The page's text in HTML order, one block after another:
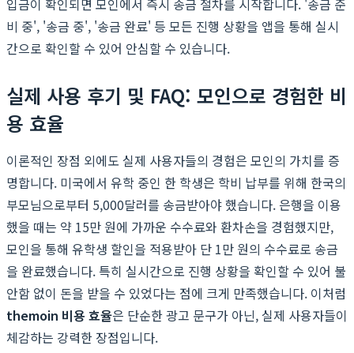
입금이 확인되면 모인에서 즉시 송금 절차를 시작합니다. '송금 준
비 중', '송금 중', '송금 완료' 등 모든 진행 상황을 앱을 통해 실시
간으로 확인할 수 있어 안심할 수 있습니다.
실제 사용 후기 및 FAQ: 모인으로 경험한 비
용 효율
이론적인 장점 외에도 실제 사용자들의 경험은 모인의 가치를 증
명합니다. 미국에서 유학 중인 한 학생은 학비 납부를 위해 한국의
부모님으로부터 5,000달러를 송금받아야 했습니다. 은행을 이용
했을 때는 약 15만 원에 가까운 수수료와 환차손을 경험했지만,
모인을 통해 유학생 할인을 적용받아 단 1만 원의 수수료로 송금
을 완료했습니다. 특히 실시간으로 진행 상황을 확인할 수 있어 불
안함 없이 돈을 받을 수 있었다는 점에 크게 만족했습니다. 이처럼
themoin 비용 효율은 단순한 광고 문구가 아닌, 실제 사용자들이
체감하는 강력한 장점입니다.